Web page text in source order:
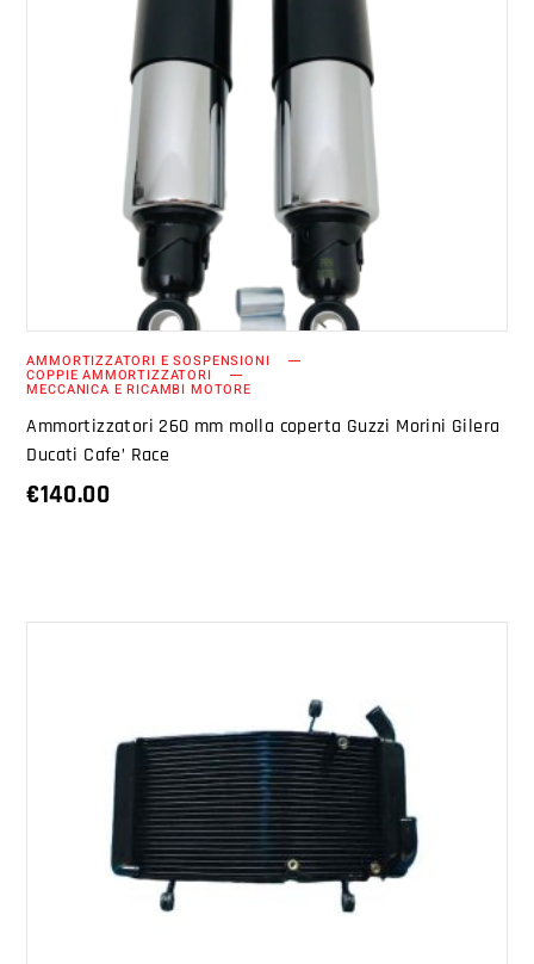
AMMORTIZZATORI E SOSPENSIONI
COPPIE AMMORTIZZATORI
MECCANICA E RICAMBI MOTORE
Ammortizzatori 260 mm molla coperta Guzzi Morini Gilera
Ducati Cafe’ Race
€140.00
AGGIUNGI AL CARRELLO